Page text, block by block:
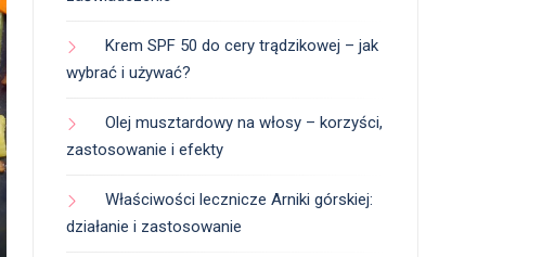
Krem SPF 50 do cery trądzikowej – jak
wybrać i używać?
Olej musztardowy na włosy – korzyści,
zastosowanie i efekty
Właściwości lecznicze Arniki górskiej:
działanie i zastosowanie